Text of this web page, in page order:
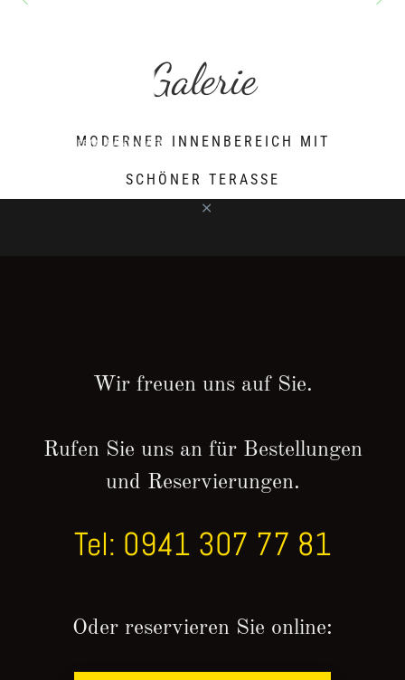
Galerie
MODERNER INNENBEREICH MIT
SCHÖNER TERASSE
Wir freuen uns auf Sie.
Rufen Sie uns an für Bestellungen
und Reservierungen.
Tel: 0941 307 77 81
Oder reservieren Sie online: